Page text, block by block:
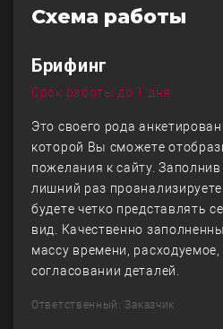
Схема работы
Брифинг
Срок работы до 1 дня
Это своего рода
которой Вы сможете
пожелания к сайту.
лишний раз
будете четко представлять
вид. Качественно
массу времени,
согласовании деталей.
Ответственный: Заказчик